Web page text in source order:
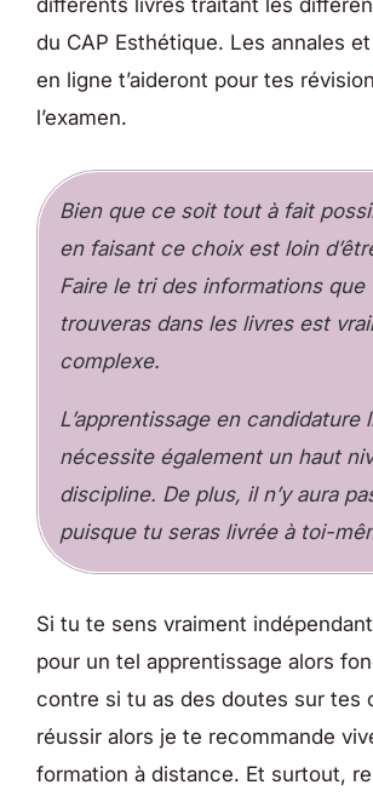
différents livres traitant les
du CAP Esthétique. Les annales
en ligne t’aideront pour tes
l’examen.
Bien que ce soit tout à fait
en faisant ce choix est loin
Faire le tri des informations que
trouveras dans les livres est
complexe.
L’apprentissage en candidature
nécessite également un haut
discipline. De plus, il n’y aura
puisque tu seras livrée à toi-
Si tu te sens vraiment
pour un tel apprentissage alors
contre si tu as des doutes sur tes
réussir alors je te recommande
formation à distance. Et surtout,